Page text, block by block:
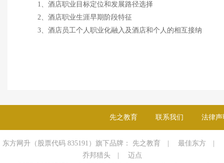
1、酒店职业目标定位和发展路径选择
2、酒店职业生涯早期阶段特征
3、酒店员工个人职业化融入及酒店和个人的相互接纳
先之教育 联系我们 法律声
东方网升（股票代码 835191）旗下品牌： 先之教育 最佳东方
乔邦猎头| 迈点